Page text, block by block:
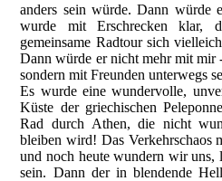
anders sein würde. Dann würde
wurde mit Erschrecken klar,
gemeinsame Radtour sich
Dann würde er nicht mehr mit
sondern mit Freunden unterwegs
Es wurde eine wundervolle,
Küste der griechischen
Rad durch Athen, die nicht
bleiben wird! Das Verkehrschaos
und noch heute wundern wir uns,
sein. Dann der in blendende